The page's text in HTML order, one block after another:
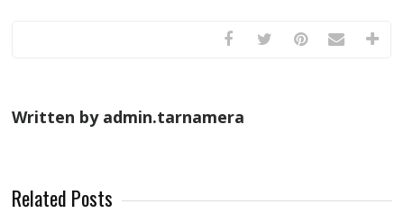
Written by admin.tarnamera
Related Posts